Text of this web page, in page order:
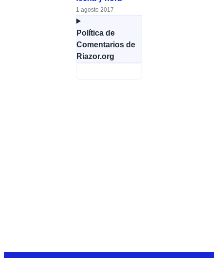
1 agosto 2017
Política de
Comentarios de
Riazor.org